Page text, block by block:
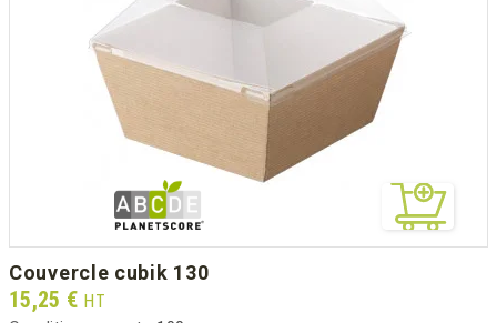
couvercle cubik 130
Prix
15,25 € HT